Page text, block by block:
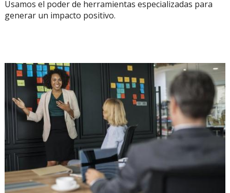
Usamos el poder de herramientas especializadas para
generar un impacto positivo.